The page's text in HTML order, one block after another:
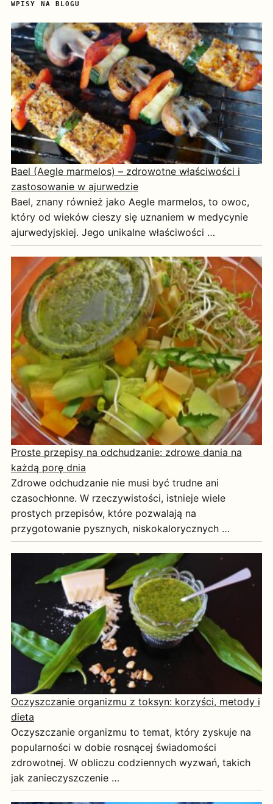
WPISY NA BLOGU
Bael (Aegle marmelos) – zdrowotne właściwości i
zastosowanie w ajurwedzie
Bael, znany również jako Aegle marmelos, to owoc,
który od wieków cieszy się uznaniem w medycynie
ajurwedyjskiej. Jego unikalne właściwości …
Proste przepisy na odchudzanie: zdrowe dania na
każdą porę dnia
Zdrowe odchudzanie nie musi być trudne ani
czasochłonne. W rzeczywistości, istnieje wiele
prostych przepisów, które pozwalają na
przygotowanie pysznych, niskokalorycznych …
Oczyszczanie organizmu z toksyn: korzyści, metody i
dieta
Oczyszczanie organizmu to temat, który zyskuje na
popularności w dobie rosnącej świadomości
zdrowotnej. W obliczu codziennych wyzwań, takich
jak zanieczyszczenie …